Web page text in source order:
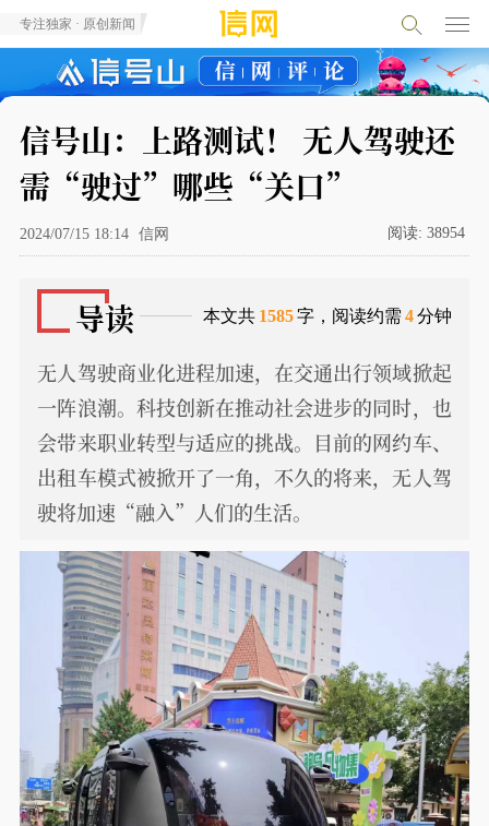
专注独家 · 原创新闻
信号山：上路测试！ 无人驾驶还
需“驶过”哪些“关口”
2024/07/15 18:14 信网 阅读: 38954
导读 本文共 1585字，阅读约需 4分钟
无人驾驶商业化进程加速，在交通出行领域掀起
一阵浪潮。科技创新在推动社会进步的同时，也
会带来职业转型与适应的挑战。目前的网约车、
出租车模式被掀开了一角，不久的将来，无人驾
驶将加速“融入”人们的生活。